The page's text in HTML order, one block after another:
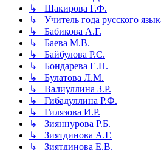
↳ Шакирова Г.Ф.
↳ Учитель года русского
↳ Бабикова А.Г.
↳ Баева М.В.
↳ Байбулова Р.С.
↳ Бондарева Е.П.
↳ Булатова Л.М.
↳ Валиуллина З.Р.
↳ Гибадуллина Р.Ф.
↳ Гилязова И.Р.
↳ Зияннурова Р.Б.
↳ Зиятдинова А.Г.
↳ Зиятдинова Е.В.